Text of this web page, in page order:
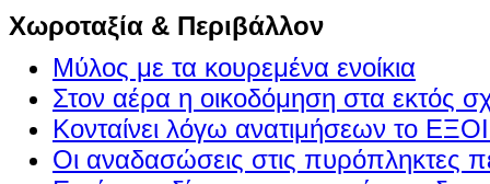
Χωροταξία & Περιβάλλον
Μύλος με τα κουρεμένα ενοίκια
Στον αέρα η οικοδόμηση στα εκτός
Κονταίνει λόγω ανατιμήσεων το
Οι αναδασώσεις στις πυρόπληκτες